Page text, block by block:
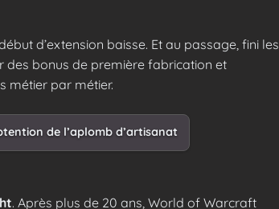
d’extension baisse. Et au passage, fini les
des bonus de première fabrication et
métier par métier.
de l’aplomb d’artisanat
. Après plus de 20 ans, World of Warcraft